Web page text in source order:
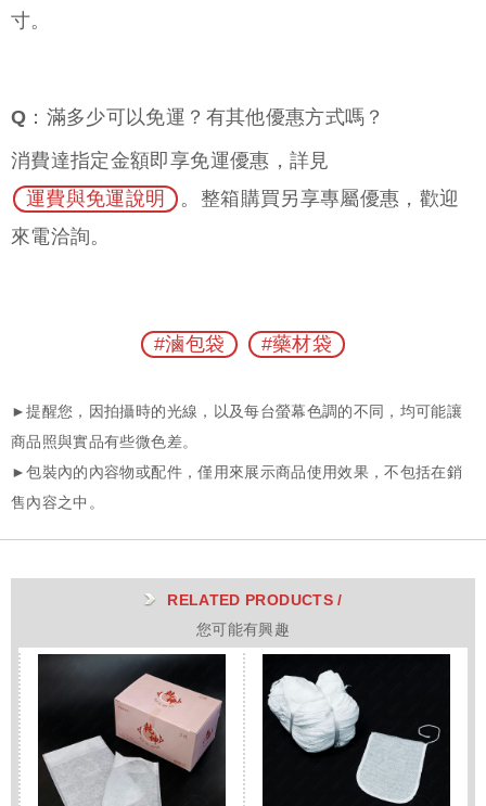
寸。
Q：滿多少可以免運？有其他優惠方式嗎？
消費達指定金額即享免運優惠，詳見
運費與免運說明
。整箱購買另享專屬優惠，歡迎
來電洽詢。
#滷包袋 #藥材袋
RELATED PRODUCTS /
您可能有興趣